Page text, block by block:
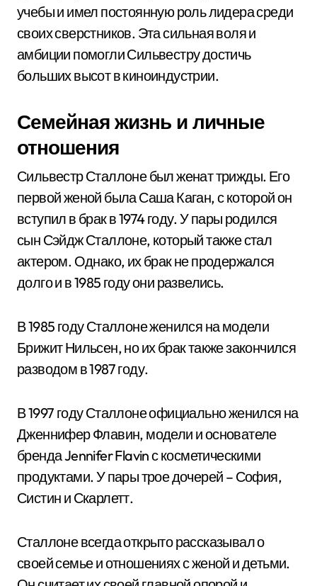
учебы и имел постоянную роль лидера среди
своих сверстников. Эта сильная воля и
амбиции помогли Сильвестру достичь
больших высот в киноиндустрии.
Семейная жизнь и личные
отношения
Сильвестр Сталлоне был женат трижды. Его
первой женой была Саша Каган, с которой он
вступил в брак в 1974 году. У пары родился
сын Сэйдж Сталлоне, который также стал
актером. Однако, их брак не продержался
долго и в 1985 году они развелись.
В 1985 году Сталлоне женился на модели
Брижит Нильсен, но их брак также закончился
разводом в 1987 году.
В 1997 году Сталлоне официально женился на
Дженнифер Флавин, модели и основателе
бренда Jennifer Flavin с косметическими
продуктами. У пары трое дочерей – София,
Систин и Скарлетт.
Сталлоне всегда открыто рассказывал о
своей семье и отношениях с женой и детьми.